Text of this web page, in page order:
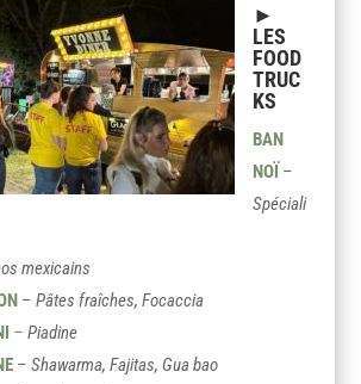
►
LES
FOOD
TRUC
KS
BAN
NOÏ –
Spéciali
mexicains
–Pâtes fraîches, Focaccia
– Piadine
–Shawarma, Fajitas, Gua bao